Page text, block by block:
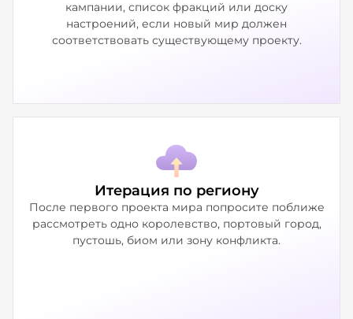
кампании, список фракций или доску
настроений, если новый мир должен
соответствовать существующему проекту.
Итерация по региону
После первого проекта мира попросите поближе
рассмотреть одно королевство, портовый город,
пустошь, биом или зону конфликта.